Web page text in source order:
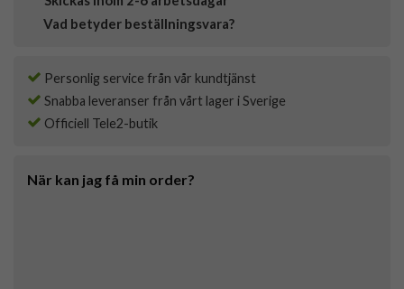
Vad betyder beställningsvara?
Personlig service från vår kundtjänst
Snabba leveranser från vårt lager i Sverige
Officiell Tele2-butik
När kan jag få min order?